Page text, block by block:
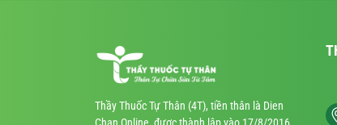
Thầy Thuốc Tự Thân (4T), tiền thân là Dien